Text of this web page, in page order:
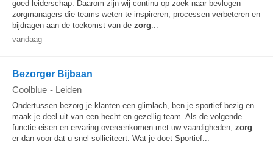
goed leiderschap. Daarom zijn wij continu op zoek naar bevlogen
zorgmanagers die teams weten te inspireren, processen verbeteren en
bijdragen aan de toekomst van de zorg...
vandaag
Bezorger Bijbaan
Coolblue - Leiden
Ondertussen bezorg je klanten een glimlach, ben je sportief bezig en
maak je deel uit van een hecht en gezellig team. Als de volgende
functie-eisen en ervaring overeenkomen met uw vaardigheden, zorg
er dan voor dat u snel solliciteert. Wat je doet Sportief...